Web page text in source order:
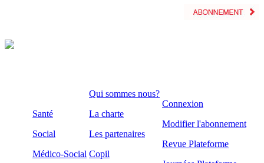
Santé
Social
Médico-Social
Qui sommes nous?
La charte
Les partenaires
Copil
Connexion
Modifier l'abonnement
Revue Plateforme